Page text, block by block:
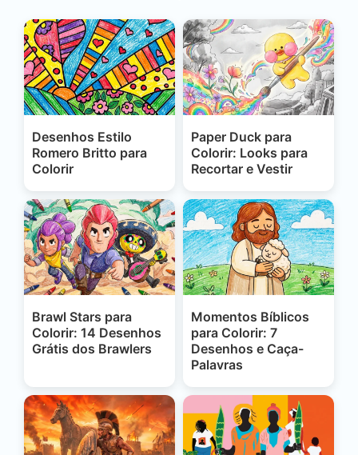
Desenhos Estilo
Romero Britto para
Colorir
Paper Duck para
Colorir: Looks para
Recortar e Vestir
Brawl Stars para
Colorir: 14 Desenhos
Grátis dos Brawlers
Momentos Bíblicos
para Colorir: 7
Desenhos e Caça-
Palavras